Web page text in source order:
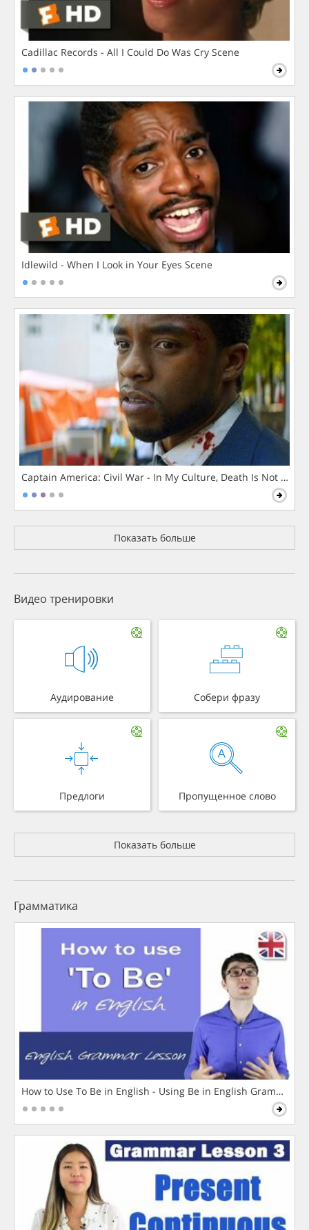
Cadillac Records - All I Could Do Was Cry Scene
Idlewild - When I Look in Your Eyes Scene
Captain America: Civil War - In My Culture, Death Is Not The
Показать больше
Видео тренировки
Аудирование Собери фразу
Предлоги Пропущенное слово
Показать больше
Грамматика
How to Use To Be in English - Using Be in English Grammar